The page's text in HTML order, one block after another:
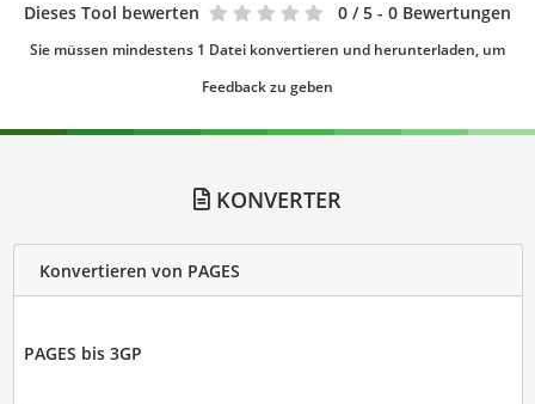
Dieses Tool bewerten 0 / 5 - 0 Bewertungen
Sie müssen mindestens 1 Datei konvertieren und herunterladen, um
Feedback zu geben
KONVERTER
Konvertieren von PAGES
PAGES bis 3GP